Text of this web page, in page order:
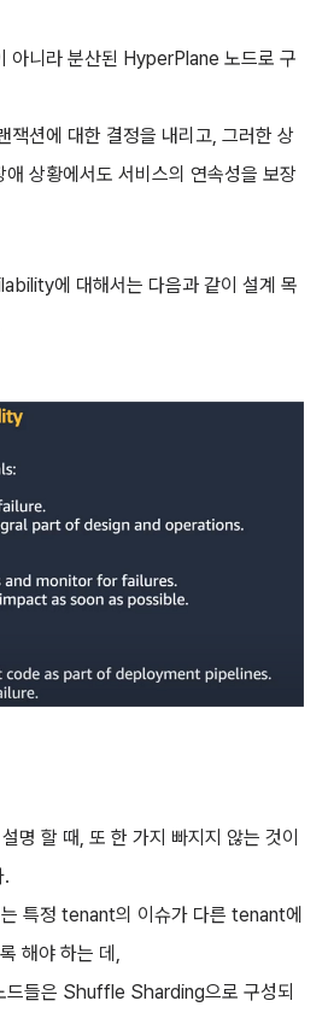
아니라 분산된 HyperPlane 노드로 구
잭션에 대한 결정을 내리고, 그러한 상
상황에서도 서비스의 연속성을 보장
에 대해서는 다음과 같이 설계 목
명 할 때, 또 한 가지 빠지지 않는 것이
특정 tenant의 이슈가 다른 tenant에
해야 하는 데,
들은 Shuffle Sharding으로 구성되